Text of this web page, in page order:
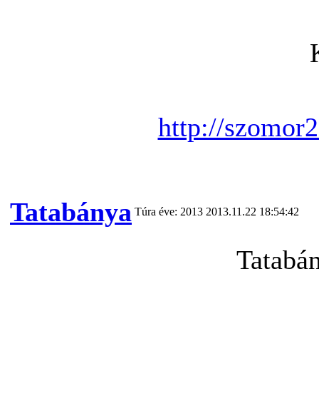
http://
Tatabánya Túra éve: 2013 2013.11.22 18:54:42